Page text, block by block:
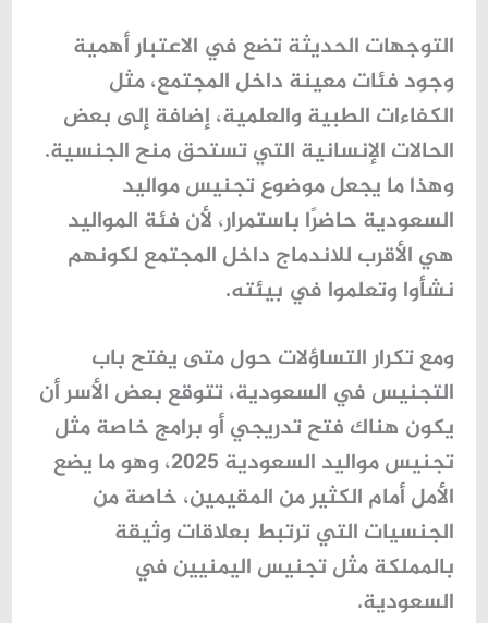
التوجهات الحديثة تضع في الاعتبار أهمية
وجود فئات معينة داخل المجتمع، مثل
الكفاءات الطبية والعلمية، إضافة إلى بعض
الحالات الإنسانية التي تستحق منح الجنسية.
وهذا ما يجعل موضوعتجنيس مواليد
السعودية حاضرًا باستمرار، لأن فئة المواليد
هي الأقرب للاندماج داخل المجتمع لكونهم
نشأوا وتعلموا في بيئته.
ومع تكرار التساؤلات حول متى يفتح باب
التجنيس في السعودية، تتوقع بعض الأسر أن
يكون هناك فتح تدريجي أو برامج خاصة مثل
تجنيس مواليد السعودية 2025، وهو ما يضع
الأمل أمام الكثير من المقيمين، خاصة من
الجنسيات التي ترتبط بعلاقات وثيقة
بالمملكة مثل تجنيس اليمنيين في
السعودية.